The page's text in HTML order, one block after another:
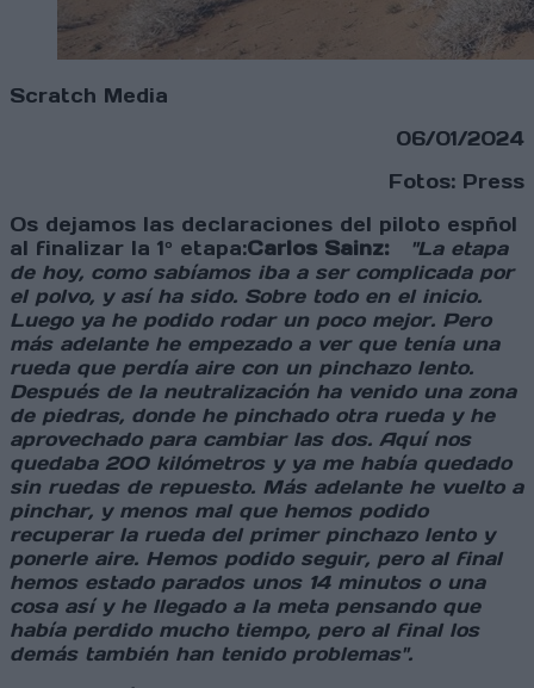
Scratch Media
06/01/2024
Fotos: Press
Os dejamos las declaraciones del piloto espñol
al finalizar la 1º etapa:Carlos Sainz:
"La etapa
de hoy, como sabíamos iba a ser complicada por
el polvo, y así ha sido. Sobre todo en el inicio.
Luego ya he podido rodar un poco mejor. Pero
más adelante he empezado a ver que tenía una
rueda que perdía aire con un pinchazo lento.
Después de la neutralización ha venido una zona
de piedras, donde he pinchado otra rueda y he
aprovechado para cambiar las dos. Aquí nos
quedaba 200 kilómetros y ya me había quedado
sin ruedas de repuesto. Más adelante he vuelto a
pinchar, y menos mal que hemos podido
recuperar la rueda del primer pinchazo lento y
ponerle aire. Hemos podido seguir, pero al final
hemos estado parados unos 14 minutos o una
cosa así y he llegado a la meta pensando que
había perdido mucho tiempo, pero al final los
demás también han tenido problemas".